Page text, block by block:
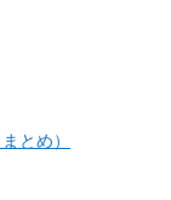
とめ）